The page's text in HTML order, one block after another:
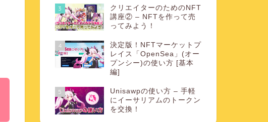
3
クリエイターのためのNFT
講座② – NFTを作って売
ってみよう！
4
決定版！NFTマーケットプ
レイス「OpenSea」(オー
プンシー)の使い方 [基本
編]
5
Unisawpの使い方 – 手軽
にイーサリアムのトークン
を交換！